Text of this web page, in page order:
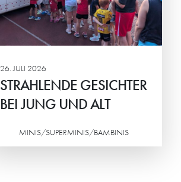
26. JULI 2026
STRAHLENDE GESICHTER
BEI JUNG UND ALT
MINIS/SUPERMINIS/BAMBINIS